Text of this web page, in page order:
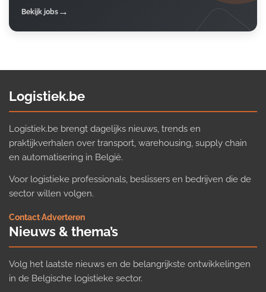
Bekijk jobs
Logistiek.be
Logistiek.be brengt dagelijks nieuws, trends en
praktijkverhalen over transport, warehousing, supply chain
en automatisering in België.
Voor logistieke professionals, beslissers en bedrijven die de
sector willen volgen.
Contact·Adverteren
Nieuws & thema’s
Volg het laatste nieuws en de belangrijkste ontwikkelingen
in de Belgische logistieke sector.